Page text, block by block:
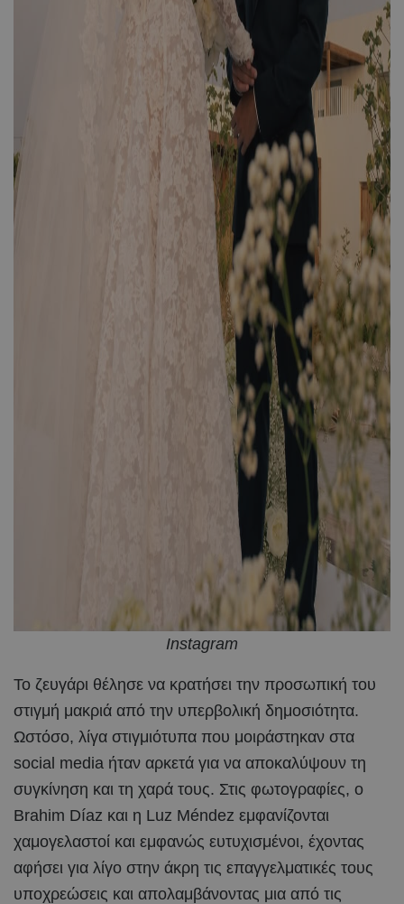
Instagram
Το ζευγάρι θέλησε να κρατήσει την προσωπική του
στιγμή μακριά από την υπερβολική δημοσιότητα.
Ωστόσο, λίγα στιγμιότυπα που μοιράστηκαν στα
social media ήταν αρκετά για να αποκαλύψουν τη
συγκίνηση και τη χαρά τους. Στις φωτογραφίες, ο
Brahim Díaz και η Luz Méndez εμφανίζονται
χαμογελαστοί και εμφανώς ευτυχισμένοι, έχοντας
αφήσει για λίγο στην άκρη τις επαγγελματικές τους
υποχρεώσεις και απολαμβάνοντας μια από τις